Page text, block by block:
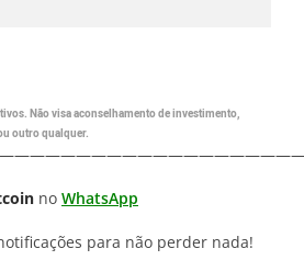
Não visa aconselhamento de investimento,
outro qualquer.
no WhatsApp
para não perder nada!